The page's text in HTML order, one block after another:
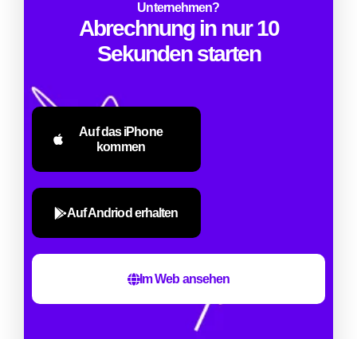
Unternehmen?
Abrechnung in nur 10
Sekunden starten
Auf das iPhone
kommen
Auf Andriod erhalten
Im Web ansehen